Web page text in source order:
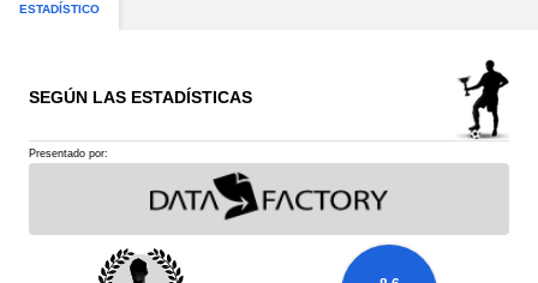
ESTADÍSTICO
SEGÚN LAS ESTADÍSTICAS
Presentado por: